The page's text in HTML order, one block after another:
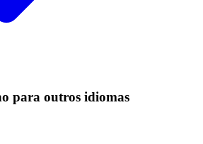
para outros idiomas